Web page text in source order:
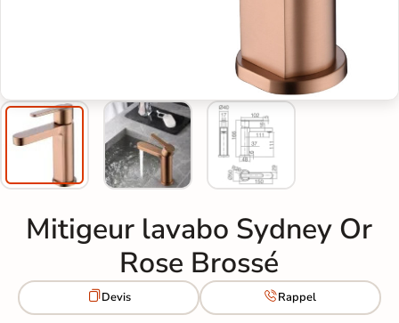
Mitigeur lavabo Sydney Or
Rose Brossé
Devis Rappel